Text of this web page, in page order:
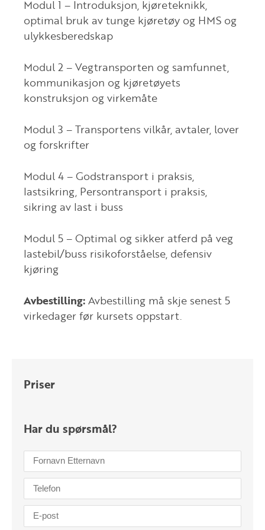
Modul 1 – Introduksjon, kjøreteknikk,
optimal bruk av tunge kjøretøy og HMS og
ulykkesberedskap
Modul 2 – Vegtransporten og samfunnet,
kommunikasjon og kjøretøyets
konstruksjon og virkemåte
Modul 3 – Transportens vilkår, avtaler, lover
og forskrifter
Modul 4 – Godstransport i praksis,
lastsikring, Persontransport i praksis,
sikring av last i buss
Modul 5 – Optimal og sikker atferd på veg
lastebil/buss risikoforståelse, defensiv
kjøring
Avbestilling:Avbestilling må skje senest 5
virkedager før kursets oppstart.
Priser
Har du spørsmål?